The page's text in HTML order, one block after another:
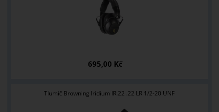
695,00 Kč
Tlumič Browning Iridium IR.22 .22 LR 1/2-20 UNF